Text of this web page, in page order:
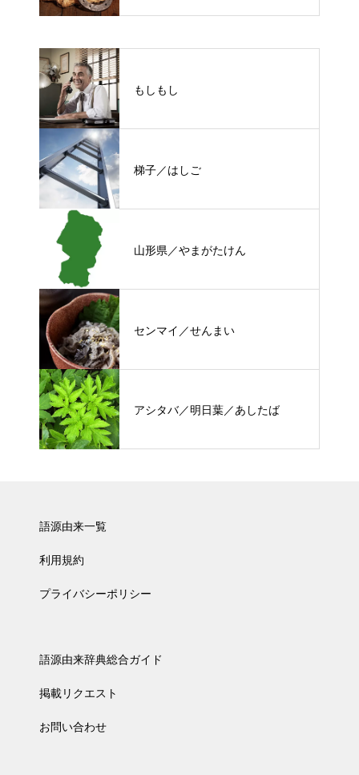
もしもし
梯子／はしご
山形県／やまがたけん
センマイ／せんまい
アシタバ／明日葉／あしたば
語源由来一覧
利用規約
プライバシーポリシー
語源由来辞典総合ガイド
掲載リクエスト
お問い合わせ